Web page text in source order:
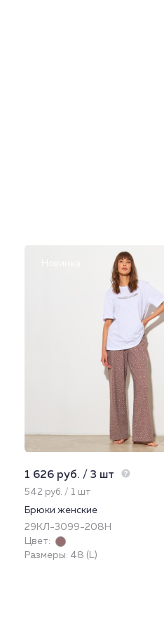
1 626 руб. / 3 шт
542 руб. / 1 шт
Брюки женские
29КЛ-3099-208Н
Цвет:
Размеры: 48 (L)